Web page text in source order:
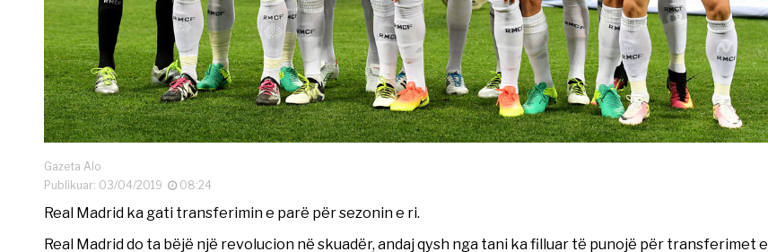
Gazeta Alo
Publikuar: 03/04/2019
08:24
Real Madrid ka gati transferimin e parë për sezonin e ri.
Real Madrid do ta bëjë një revolucion në skuadër, andaj qysh nga tani ka filluar të punojë për transferimet e